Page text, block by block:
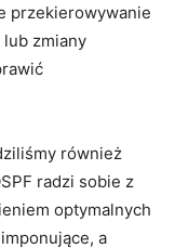
przekierowywanie⁣
zmiany
również
radzi ‌sobie z
optymalnych
a